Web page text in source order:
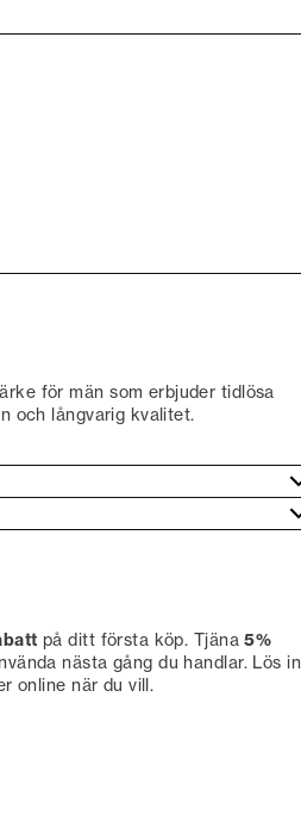
för män som erbjuder tidlösa
och långvarig kvalitet.
på ditt första köp. Tjäna5%
nästa gång du handlar. Lös in
online när du vill.